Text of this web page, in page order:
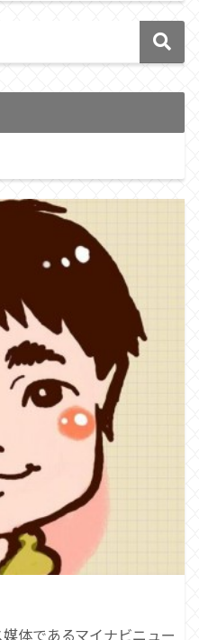
体であるマイナビニュー